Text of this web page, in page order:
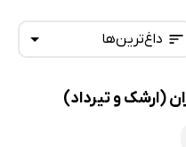
داغ‌ترین‌ها
تازه‌ها
(ارشک و تیرداد)